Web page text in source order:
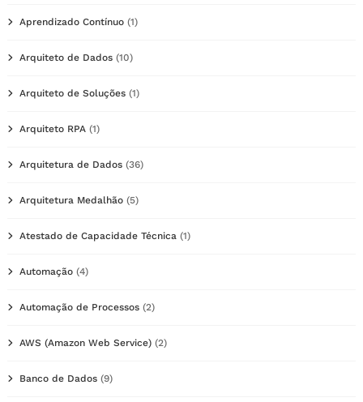
Aprendizado Contínuo (1)
Arquiteto de Dados (10)
Arquiteto de Soluções (1)
Arquiteto RPA (1)
Arquitetura de Dados (36)
Arquitetura Medalhão (5)
Atestado de Capacidade Técnica (1)
Automação (4)
Automação de Processos (2)
AWS (Amazon Web Service) (2)
Banco de Dados (9)